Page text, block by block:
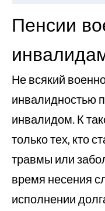
Пенсии
Не всякий
инвалидностью
инвалидом. К
только тех, кто
травмы или
время несения
исполнении